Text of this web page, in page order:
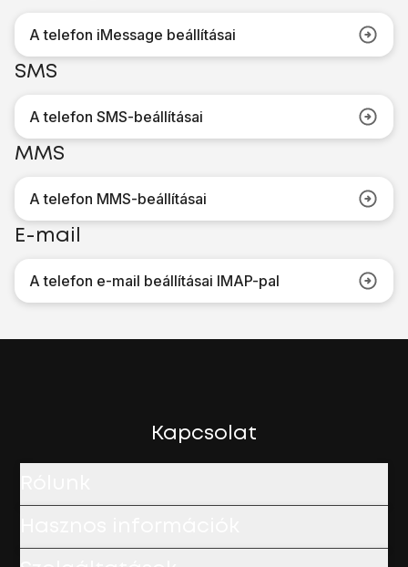
A telefon iMessage beállításai
SMS
A telefon SMS-beállításai
MMS
A telefon MMS-beállításai
E-mail
A telefon e-mail beállításai IMAP-pal
Kapcsolat